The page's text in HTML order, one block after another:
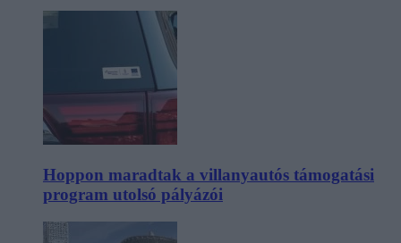
Hoppon maradtak a villanyautós támogatási
program utolsó pályázói